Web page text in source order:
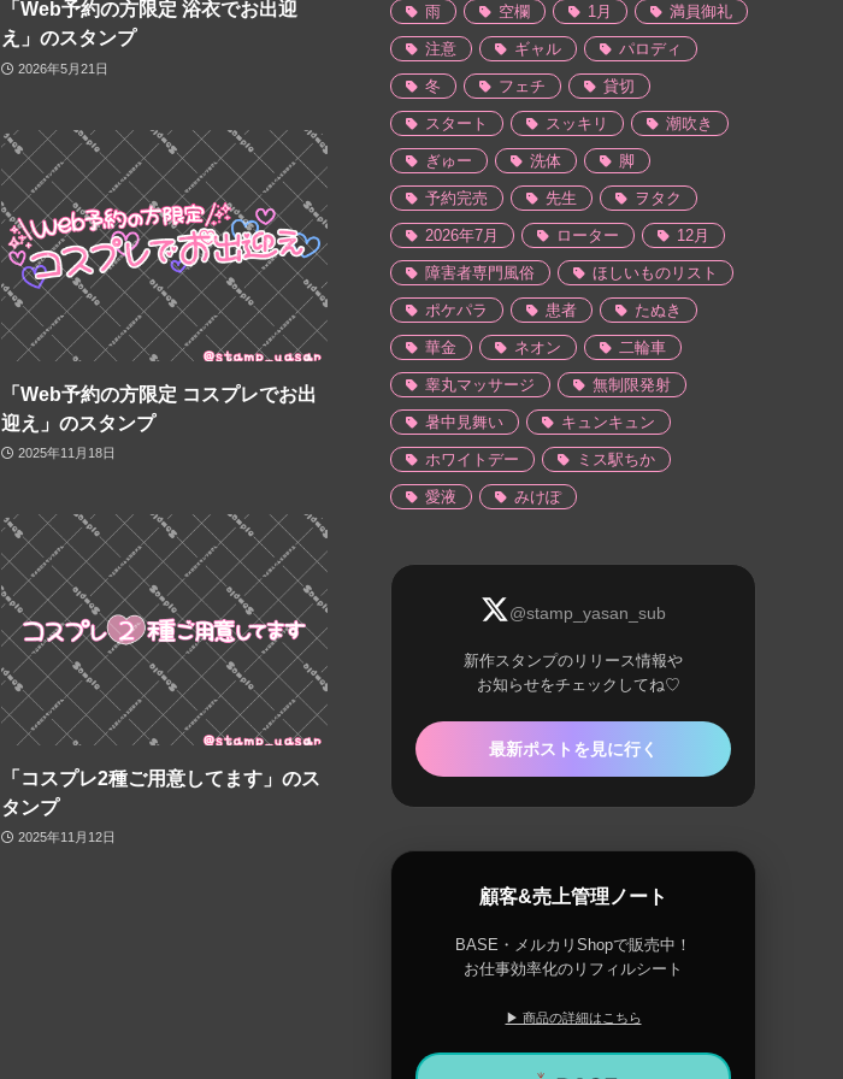
「Web予約の方限定 浴衣でお出迎
え」のスタンプ
2026年5月21日
「Web予約の方限定 コスプレでお出
迎え」のスタンプ
2025年11月18日
「コスプレ2種ご用意してます」のス
タンプ
2025年11月12日
雨 空欄 1月 満員御礼
注意 ギャル パロディ
冬 フェチ 貸切
スタート スッキリ 潮吹き
ぎゅー 洗体 脚
予約完売 先生 ヲタク
2026年7月 ローター 12月
障害者専門風俗 ほしいものリスト
ポケパラ 患者 たぬき
華金 ネオン 二輪車
睾丸マッサージ 無制限発射
暑中見舞い キュンキュン
ホワイトデー ミス駅ちか
愛液 みけぽ
@stamp_yasan_sub
新作スタンプのリリース情報や
お知らせをチェックしてね♡
最新ポストを見に行く
顧客&売上管理ノート
BASE・メルカリShopで販売中！
お仕事効率化のリフィルシート
▶ 商品の詳細はこちら